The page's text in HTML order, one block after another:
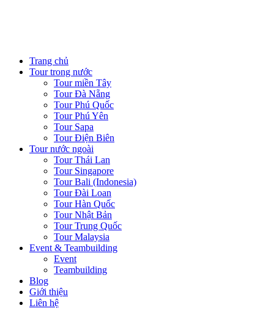
Trang chủ
Tour trong nước
Tour miền Tây
Tour Đà Nẵng
Tour Phú Quốc
Tour Phú Yên
Tour Sapa
Tour Điện Biên
Tour nước ngoài
Tour Thái Lan
Tour Singapore
Tour Bali (Indonesia)
Tour Đài Loan
Tour Hàn Quốc
Tour Nhật Bản
Tour Trung Quốc
Tour Malaysia
Event & Teambuilding
Event
Teambuilding
Blog
Giới thiệu
Liên hệ